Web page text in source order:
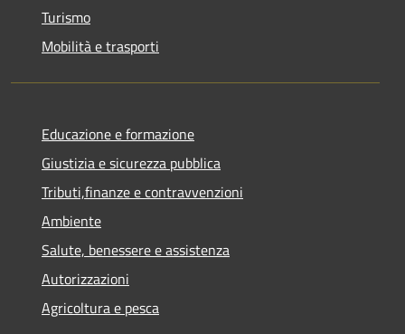
Turismo
Mobilità e trasporti
Educazione e formazione
Giustizia e sicurezza pubblica
Tributi,finanze e contravvenzioni
Ambiente
Salute, benessere e assistenza
Autorizzazioni
Agricoltura e pesca